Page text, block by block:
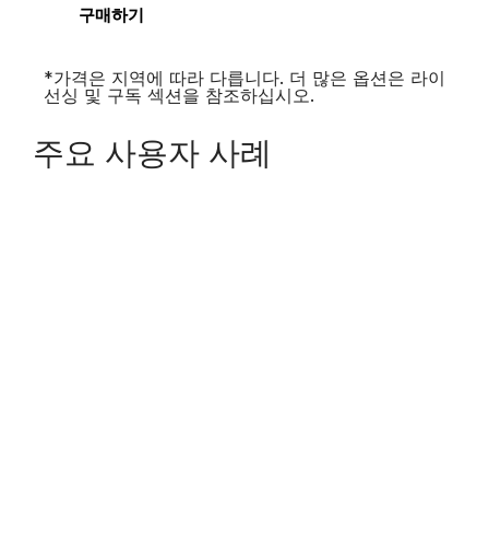
구매하기
*가격은 지역에 따라 다릅니다. 더 많은 옵션은 라이
선싱 및 구독 섹션을 참조하십시오.
주요 사용자 사례